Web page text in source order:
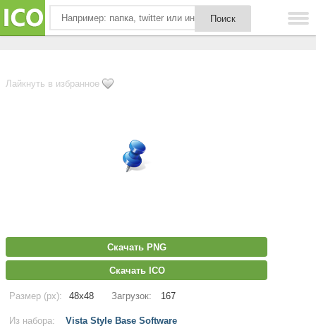
Лайкнуть в избранное
Скачать PNG
Скачать ICO
Размер (px): 48x48 Загрузок: 167
Из набора: Vista Style Base Software